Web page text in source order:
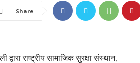
Share
द्वारा राष्ट्रीय सामाजिक सुरक्षा संस्थान,